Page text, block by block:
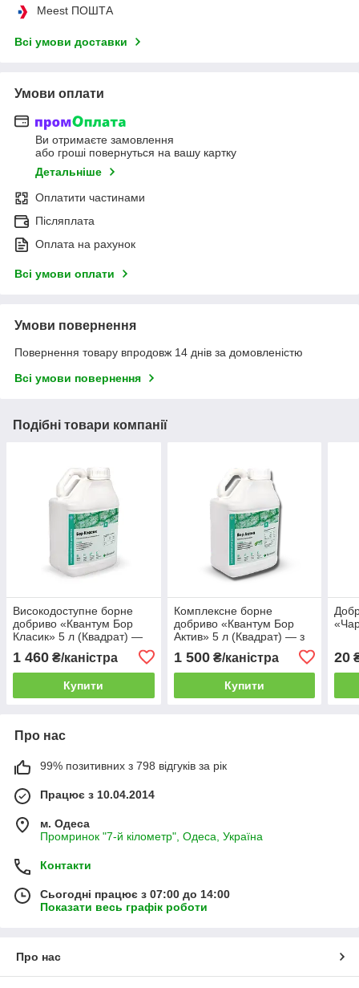
Meest ПОШТА
Всі умови доставки
Умови оплати
Ви отримаєте замовлення
або гроші повернуться на вашу картку
Детальніше
Оплатити частинами
Післяплата
Оплата на рахунок
Всі умови оплати
Умови повернення
Повернення товару впродовж 14 днів за домовленістю
Всі умови повернення
Подібні товари компанії
Високодоступне борне
добриво «Квантум Бор
Класик» 5 л (Квадрат) —
боретаноламіну
1 460 ₴/каністра
Купити
Комплексне борне
добриво «Квантум Бор
Актив» 5 л (Квадрат) — з
поліолами
1 500₴/каністра
Купити
20
Про нас
99% позитивних з 798 відгуків за рік
Працює з 10.04.2014
м. Одеса
Промринок "7-й кілометр", Одеса, Україна
Контакти
Сьогодні працює з 07:00 до 14:00
Показати весь графік роботи
Про нас